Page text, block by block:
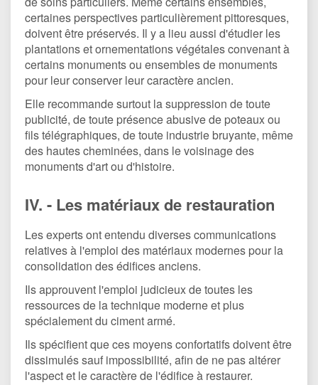
certaines perspectives particulièrement pittoresques,
doivent être préservés. Il y a lieu aussi d'étudier les
plantations et ornementations végétales convenant à
certains monuments ou ensembles de monuments
pour leur conserver leur caractère ancien.
Elle recommande surtout la suppression de toute
publicité, de toute présence abusive de poteaux ou
fils télégraphiques, de toute industrie bruyante, même
des hautes cheminées, dans le voisinage des
monuments d'art ou d'histoire.
IV. - Les matériaux de restauration
Les experts ont entendu diverses communications
relatives à l'emploi des matériaux modernes pour la
consolidation des édifices anciens.
Ils approuvent l'emploi judicieux de toutes les
ressources de la technique moderne et plus
spécialement du ciment armé.
Ils spécifient que ces moyens confortatifs doivent être
dissimulés sauf impossibilité, afin de ne pas altérer
l'aspect et le caractère de l'édifice à restaurer.